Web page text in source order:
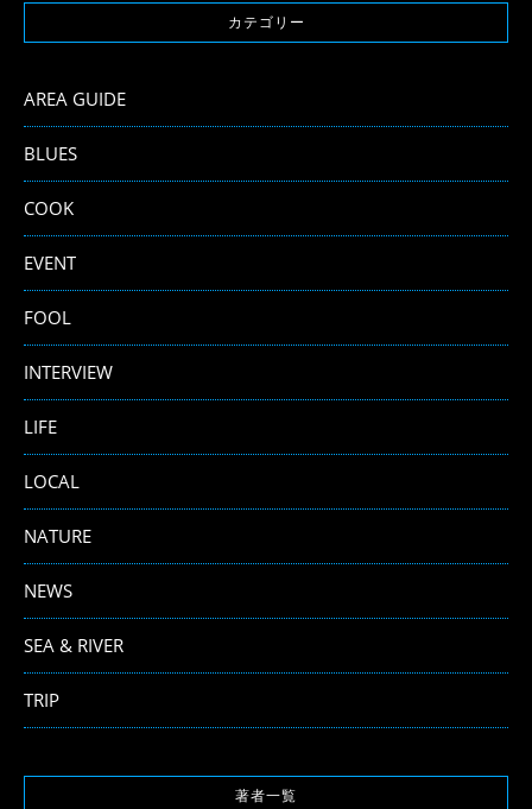
カテゴリー
AREA GUIDE
BLUES
COOK
EVENT
FOOL
INTERVIEW
LIFE
LOCAL
NATURE
NEWS
SEA & RIVER
TRIP
著者一覧